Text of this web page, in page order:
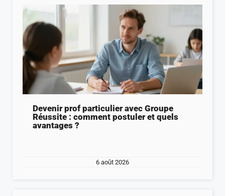
Devenir prof particulier avec Groupe
Réussite : comment postuler et quels
avantages ?
6 août 2026